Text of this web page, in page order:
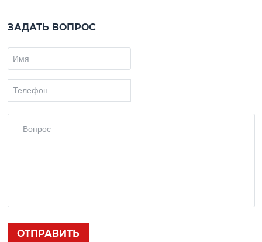
ЗАДАТЬ ВОПРОС